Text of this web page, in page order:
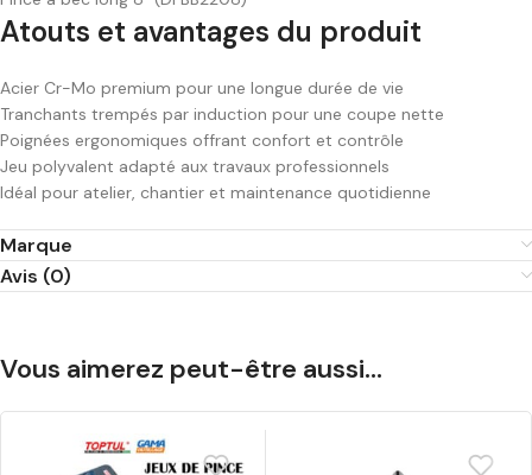
Atouts et avantages du produit
Acier Cr-Mo premium pour une longue durée de vie
Tranchants trempés par induction pour une coupe nette
Poignées ergonomiques offrant confort et contrôle
Jeu polyvalent adapté aux travaux professionnels
Idéal pour atelier, chantier et maintenance quotidienne
Marque
Avis (0)
Vous aimerez peut-être aussi…